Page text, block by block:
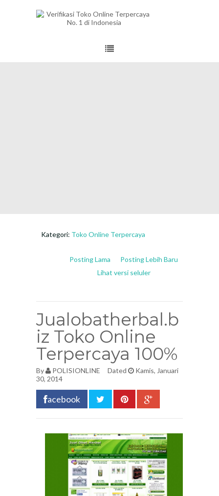
Kategori: Toko Online Terpercaya
Posting Lebih Baru
Posting Lama
Lihat versi seluler
Jualobatherbal.b
iz Toko Online
Terpercaya 100%
By POLISIONLINE Dated
Kamis, Januari
30, 2014
acebook